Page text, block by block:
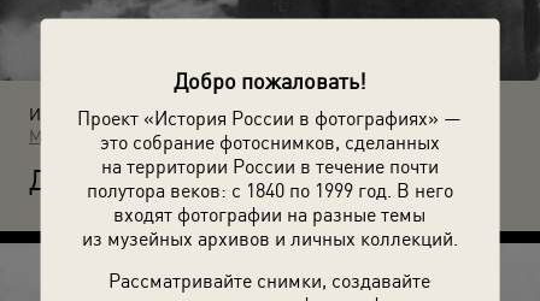
Добро пожаловать!
Проект «История России в фотографиях» —
это собрание фотоснимков, сделанных
на территории России в течение почти
полутора веков: с 1840 по 1999 год. В него
входят фотографии на разные темы
из музейных архивов и личных коллекций.
Рассматривайте снимки, создавайте
Источники:
МАММ / МДФ
Д уховщинский полк. Офицер полка.